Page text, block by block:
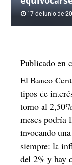
17 de junio de
Publicado en
El Banco
tipos de
torno al
meses podría
invocando
siempre: la
del 2% y hay